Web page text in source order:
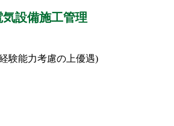
気設備施工管理
験能力考慮の上優遇)